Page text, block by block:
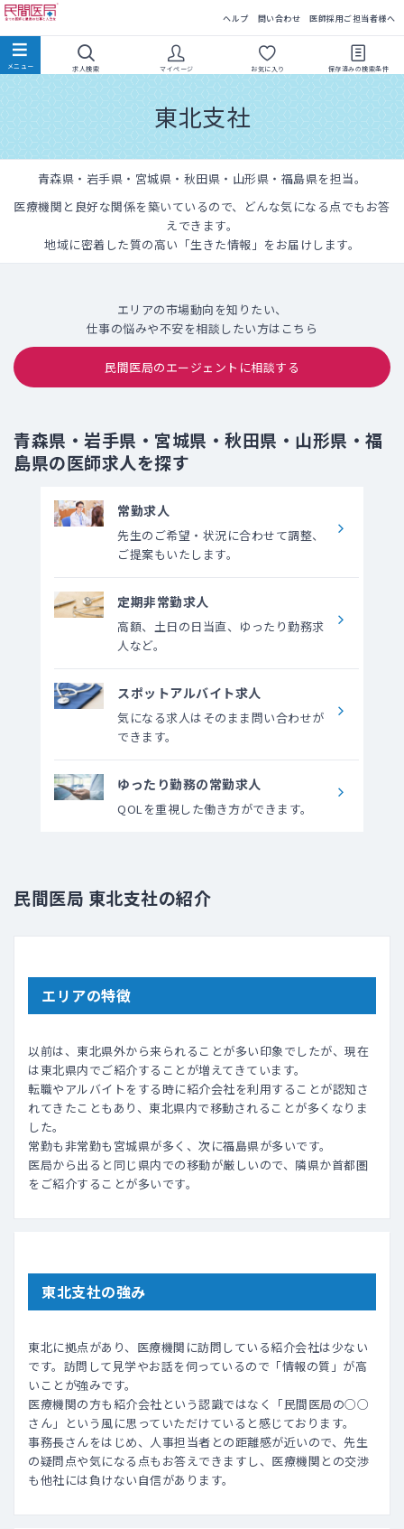
ヘルプ 問い合わせ 医師採用ご担当者様へ
求人検索 マイページ お気に入り 保存済みの検索条件
東北支社
青森県・岩手県・宮城県・秋田県・山形県・福島県を担当。
医療機関と良好な関係を築いているので、どんな気になる点でもお答
えできます。
地域に密着した質の高い「生きた情報」をお届けします。
エリアの市場動向を知りたい、
仕事の悩みや不安を相談したい方はこちら
民間医局のエージェントに相談する
青森県・岩手県・宮城県・秋田県・山形県・福
島県の医師求人を探す
常勤求人
先生のご希望・状況に合わせて調整、
ご提案もいたします。
定期非常勤求人
高額、土日の日当直、ゆったり勤務求
人など。
スポットアルバイト求人
気になる求人はそのまま問い合わせが
できます。
ゆったり勤務の常勤求人
QOLを重視した働き方ができます。
民間医局 東北支社の紹介
エリアの特徴
以前は、東北県外から来られることが多い印象でしたが、現在
は東北県内でご紹介することが増えてきています。
転職やアルバイトをする時に紹介会社を利用することが認知さ
れてきたこともあり、東北県内で移動されることが多くなりま
した。
常勤も非常勤も宮城県が多く、次に福島県が多いです。
医局から出ると同じ県内での移動が厳しいので、隣県か首都圏
をご紹介することが多いです。
東北支社の強み
東北に拠点があり、医療機関に訪問している紹介会社は少ない
です。訪問して見学やお話を伺っているので「情報の質」が高
いことが強みです。
医療機関の方も紹介会社という認識ではなく「民間医局の○○
さん」という風に思っていただけていると感じております。
事務長さんをはじめ、人事担当者との距離感が近いので、先生
の疑問点や気になる点もお答えできますし、医療機関との交渉
も他社には負けない自信があります。